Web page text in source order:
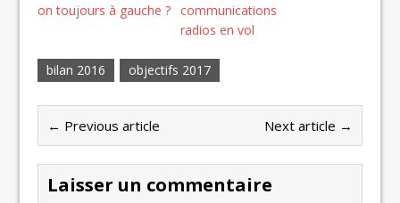
on toujours à gauche ?
communications
radios en vol
bilan 2016 objectifs 2017
← Previous article Next article →
Laisser un commentaire